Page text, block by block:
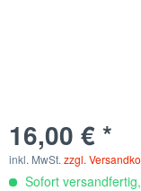
16,00 € *
inkl. MwSt. zzgl.
Sofort